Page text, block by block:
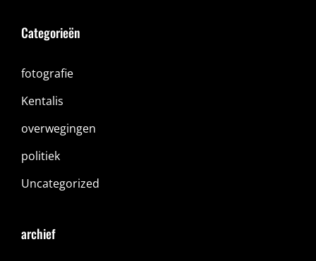
Categorieën
fotografie
Kentalis
overwegingen
politiek
Uncategorized
archief